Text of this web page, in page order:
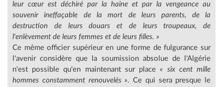
leur cœur est déchiré par la haine et par la vengeance au
souvenir ineffaçable de la mort de leurs parents, de la
destruction de leurs douars et de leurs troupeaux, de
l'enlèvement de leurs femmes et de leurs filles. »
Ce même officier supérieur en une forme de fulgurance sur
l'avenir considère que la soumission absolue de l'Algérie
n'est possible qu'en maintenant sur place« six cent mille
hommes constamment renouvelés ». Ce qui sera presque le